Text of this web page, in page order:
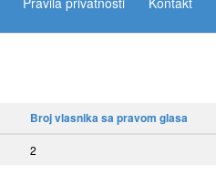
Broj vlasnika sa pravom glasa
2